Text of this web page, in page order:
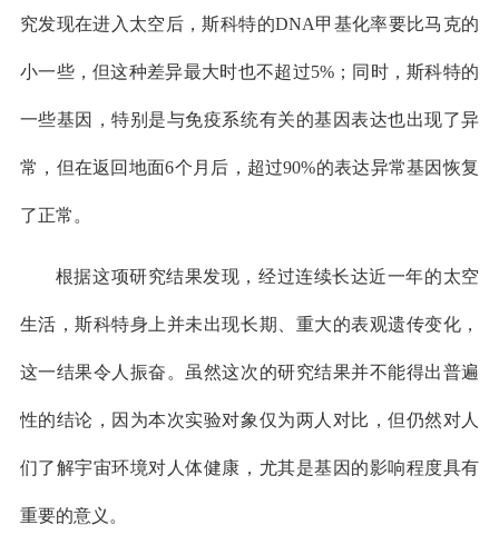
究发现在进入太空后，斯科特的DNA甲基化率要比马克的
小一些，但这种差异最大时也不超过5%；同时，斯科特的
一些基因，特别是与免疫系统有关的基因表达也出现了异
常，但在返回地面6个月后，超过90%的表达异常基因恢复
了正常。
根据这项研究结果发现，经过连续长达近一年的太空
生活，斯科特身上并未出现长期、重大的表观遗传变化，
这一结果令人振奋。虽然这次的研究结果并不能得出普遍
性的结论，因为本次实验对象仅为两人对比，但仍然对人
们了解宇宙环境对人体健康，尤其是基因的影响程度具有
重要的意义。